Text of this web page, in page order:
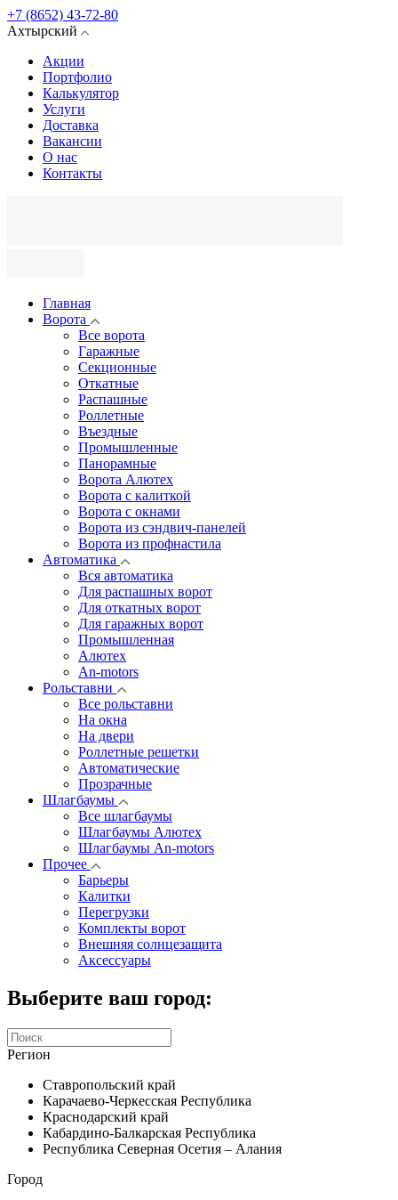
+7 (8652) 43-72-80
Ахтырский
Акции
Портфолио
Калькулятор
Услуги
Доставка
Вакансии
О нас
Контакты
Главная
Ворота
Все ворота
Гаражные
Секционные
Откатные
Распашные
Роллетные
Въездные
Промышленные
Панорамные
Ворота Алютех
Ворота с калиткой
Ворота c окнами
Ворота из сэндвич-панелей
Ворота из профнастила
Автоматика
Вся автоматика
Для распашных ворот
Для откатных ворот
Для гаражных ворот
Промышленная
Алютех
An-motors
Рольставни
Все рольставни
На окна
На двери
Роллетные решетки
Автоматические
Прозрачные
Шлагбаумы
Все шлагбаумы
Шлагбаумы Алютех
Шлагбаумы An-motors
Прочее
Барьеры
Калитки
Перегрузки
Комплекты ворот
Внешняя солнцезащита
Аксессуары
Выберите ваш город:
Регион
Ставропольский край
Карачаево-Черкесская Республика
Краснодарский край
Кабардино-Балкарская Республика
Республика Северная Осетия – Алания
Город